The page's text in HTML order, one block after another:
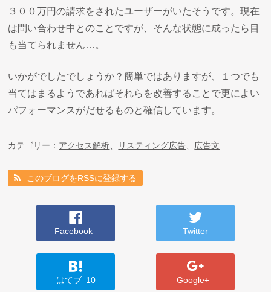
３００万円の請求をされたユーザーがいたそうです。現在
は問い合わせ中とのことですが、そんな状態に成ったら目
も当てられません…。
いかがでしたでしょうか？簡単ではありますが、１つでも
当てはまるようであればそれらを改善することで更によい
パフォーマンスがだせるものと確信しています。
カテゴリー： アクセス解析 リスティング広告 広告文
このブログをRSSに登録する
Facebook Twitter
はてブ 10 Google+